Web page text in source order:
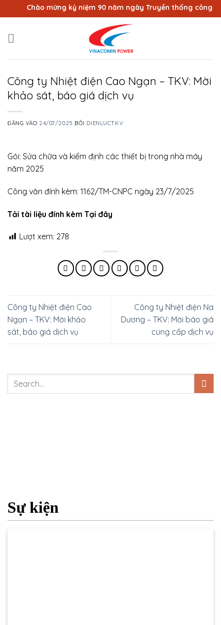
qua
dung
Chào mừng kỷ niệm 90 năm ngày Truyền thống công
Công ty Nhiệt điện Cao Ngạn – TKV: Mời
khảo sát, báo giá dịch vụ
ĐĂNG VÀO 24/07/2025 BỞI DIENLUCTKV
Gói: Sửa chữa và kiểm định các thiết bị trong nhà máy
năm 2025
Công văn đính kèm: 1162/TM-CNPC ngày 23/7/2025
Tải tài liệu đính kèm Tại đây
Lượt xem: 278
Công ty Nhiệt điện Cao
Ngạn – TKV: Mời khảo
sát, báo giá dịch vụ
Công ty Nhiệt điện Na
Dương – TKV: Mời báo giá
cung cấp dịch vụ
Sự kiện